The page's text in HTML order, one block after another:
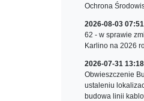
Ochrona
2026-08-03 07:51
62 - w sprawie
Karlino na 2026
2026-07-31 13:18
Obwieszczenie
ustaleniu
budowa linii